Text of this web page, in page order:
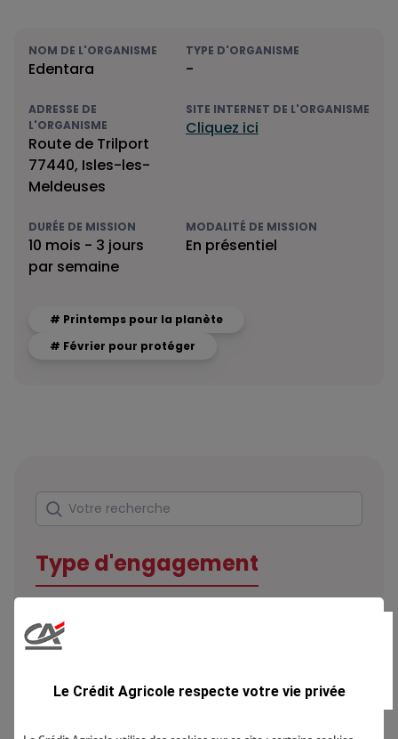
NOM DE L'ORGANISME
Edentara
TYPE D'ORGANISME
-
ADRESSE DE
L'ORGANISME
Route de Trilport
77440, Isles-les-
Meldeuses
SITE INTERNET DE L'ORGANISME
Cliquez ici
DURÉE DE MISSION
10 mois - 3 jours
par semaine
MODALITÉ DE MISSION
En présentiel
# Printemps pour la planète
# Février pour protéger
Rechercher
Votre recherche
Type d'engagement
Le Crédit Agricole respecte votre vie privée